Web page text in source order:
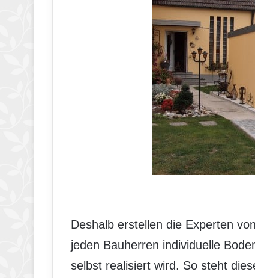
Deshalb erstellen die Experten
jeden Bauherren individuelle
selbst realisiert wird. So steht